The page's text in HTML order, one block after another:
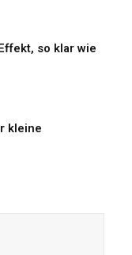
so klar wie
kleine